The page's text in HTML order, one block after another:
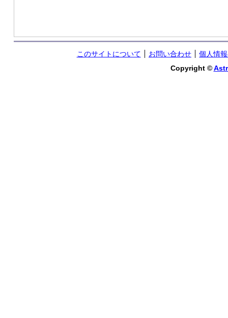
このサイトについて お問い合わせ
個人情
Copyright ©